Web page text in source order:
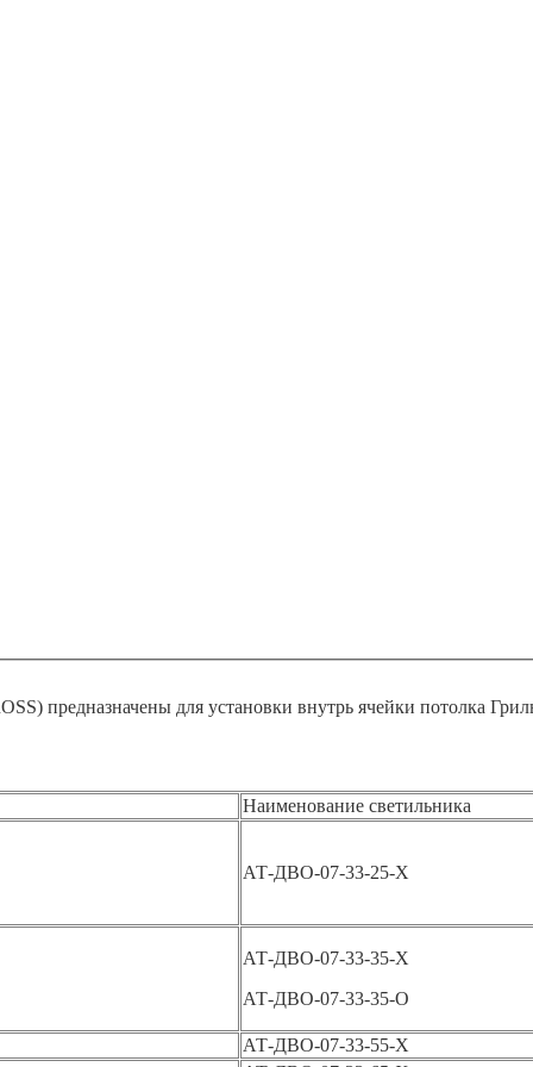
предназначены для установки внутрь ячейки потолка
Наименование светильника
АТ-ДВО-07-33-25-Х
АТ-ДВО-07-33-35-Х
АТ-ДВО-07-33-35-О
АТ-ДВО-07-33-55-Х